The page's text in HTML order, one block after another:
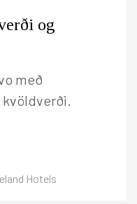
og
með
Hotels